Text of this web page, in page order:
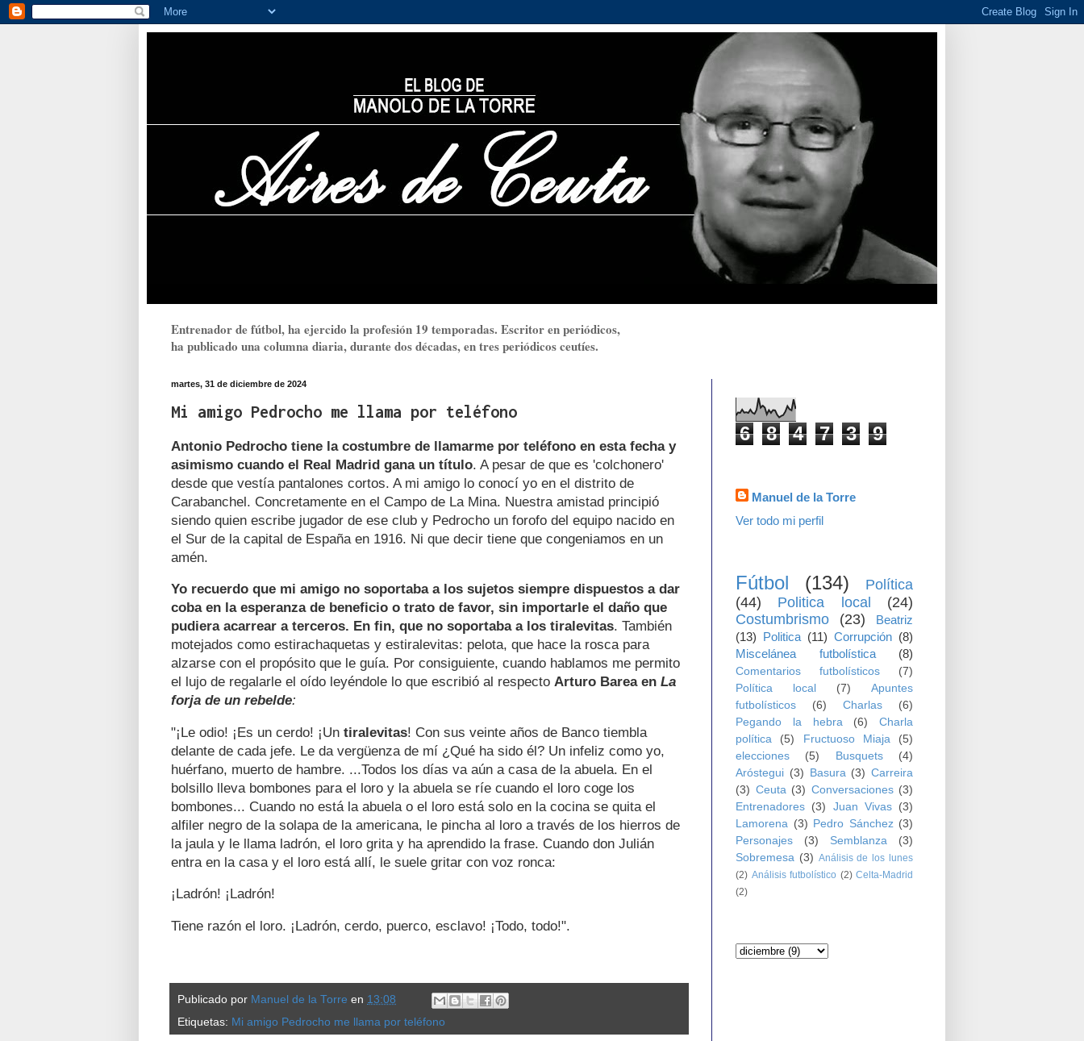
Entrenador de fútbol, ha ejercido la profesión 19 temporadas. Escritor en periódicos,
ha publicado una columna diaria, durante dos décadas, en tres periódicos ceutíes.
martes, 31 de diciembre de 2024
Mi amigo Pedrocho me llama por teléfono
Antonio Pedrocho tiene la costumbre de llamarme por teléfono en esta fecha y
asimismo cuando el Real Madrid gana un título. A pesar de que es 'colchonero'
desde que vestía pantalones cortos. A mi amigo lo conocí yo en el distrito de
Carabanchel. Concretamente en el Campo de La Mina. Nuestra amistad principió
siendo quien escribe jugador de ese club y Pedrocho un forofo del equipo nacido en
el Sur de la capital de España en 1916. Ni que decir tiene que congeniamos en un
amén.
Yo recuerdo que mi amigo no soportaba a los sujetos siempre dispuestos a dar
coba en la esperanza de beneficio o trato de favor, sin importarle el daño que
pudiera acarrear a terceros. En fin, que no soportaba a los tiralevitas. También
motejados como estirachaquetas y estiralevitas: pelota, que hace la rosca para
alzarse con el propósito que le guía. Por consiguiente, cuando hablamos me permito
el lujo de regalarle el oído leyéndole lo que escribió al respecto Arturo Barea en La
forja de un rebelde:
"¡Le odio! ¡Es un cerdo! ¡Un tiralevitas! Con sus veinte años de Banco tiembla
delante de cada jefe. Le da vergüenza de mí ¿Qué ha sido él? Un infeliz como yo,
huérfano, muerto de hambre. ...Todos los días va aún a casa de la abuela. En el
bolsillo lleva bombones para el loro y la abuela se ríe cuando el loro coge los
bombones... Cuando no está la abuela o el loro está solo en la cocina se quita el
alfiler negro de la solapa de la americana, le pincha al loro a través de los hierros de
la jaula y le llama ladrón, el loro grita y ha aprendido la frase. Cuando don Julián
entra en la casa y el loro está allí, le suele gritar con voz ronca:
¡Ladrón! ¡Ladrón!
Tiene razón el loro. ¡Ladrón, cerdo, puerco, esclavo! ¡Todo, todo!".
Publicado por Manuel de la Torre en 13:08
Etiquetas: Mi amigo Pedrocho me llama por teléfono
6 8 4 7 3 9
Manuel de la Torre
Ver todo mi perfil
Fútbol (134)
Política
(44)
Politica local
(24)
Costumbrismo
(23)
Beatriz
(13) Politica (11) Corrupción (8)
Miscelánea futbolística
(8)
Comentarios futbolísticos
(7)
Política local
(7)
Apuntes
futbolísticos
(6) Charlas
(6)
Pegando la hebra
(6)
Charla
política
(5) Fructuoso Miaja
(5)
elecciones
(5) Busquets
(4)
Aróstegui (3) Basura (3) Carreira
(3) Ceuta (3) Conversaciones (3)
Entrenadores (3) Juan Vivas
(3)
Lamorena (3) Pedro Sánchez (3)
Personajes
(3) Semblanza
(3)
Sobremesa (3) Análisis de los lunes
(2) Análisis futbolístico (2) Celta-Madrid
(2)